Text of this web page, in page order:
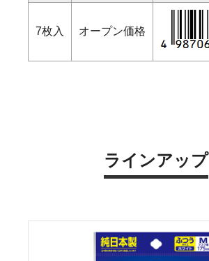
7枚入 オープン価格
ラインアップ